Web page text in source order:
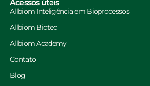
Acessos úteis
Allbiom Inteligência em Bioprocessos
Allbiom Biotec
Allbiom Academy
Contato
Blog